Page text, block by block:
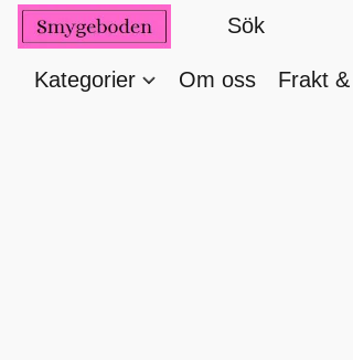
Kategorier Om oss Frakt